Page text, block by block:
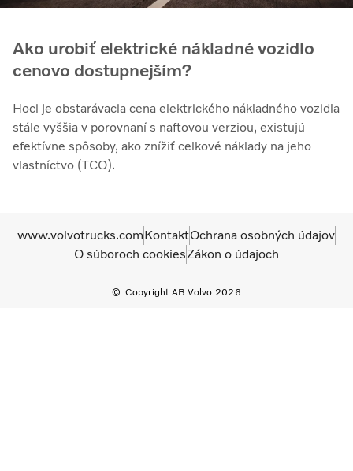
Ako urobiť elektrické nákladné vozidlo
cenovo dostupnejším?
Hoci je obstarávacia cena elektrického nákladného vozidla
stále vyššia v porovnaní s naftovou verziou, existujú
efektívne spôsoby, ako znížiť celkové náklady na jeho
vlastníctvo (TCO).
Copyright AB Volvo 2026
www.volvotrucks.comKontaktOchrana osobných údajov
O súboroch cookiesZákon o údajoch